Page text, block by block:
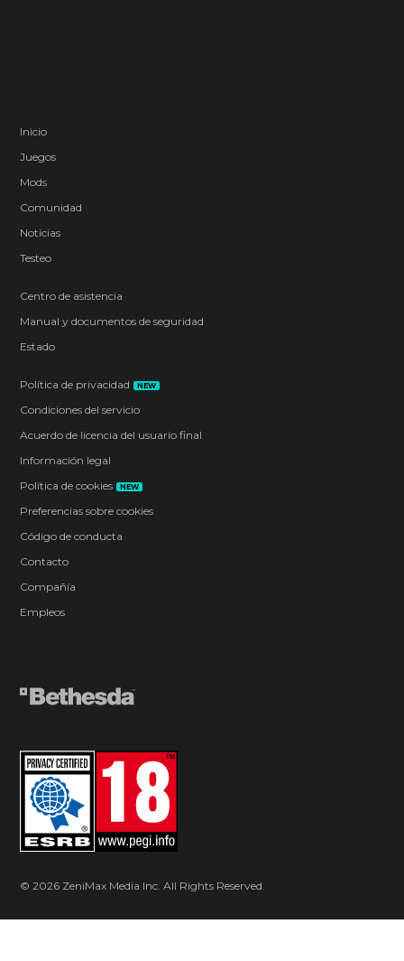
Inicio
Juegos
Mods
Comunidad
Noticias
Testeo
Centro de asistencia
Manual y documentos de seguridad
Estado
Política de privacidad NEW
Condiciones del servicio
Acuerdo de licencia del usuario final
Información legal
Política de cookies
NEW
Preferencias sobre cookies
Código de conducta
Contacto
Compañía
Empleos
© 2026 ZeniMax Media Inc. All Rights Reserved.